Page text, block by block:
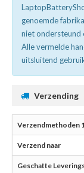
genoemde
niet ondersteund
Alle vermelde
uitsluitend
Verzending